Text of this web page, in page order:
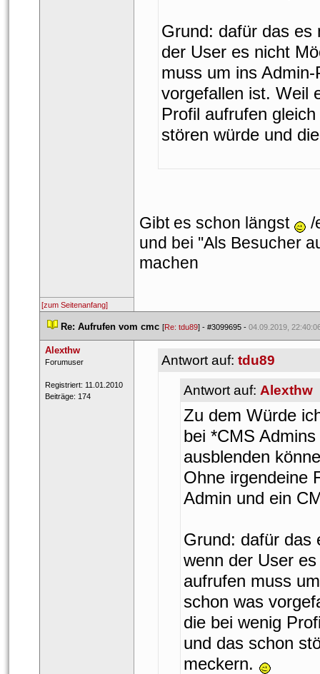
Grund: dafür das es
der User es nicht
muss um ins
vorgefallen ist. Weil
Profil aufrufen
tören würde und
Gibt es schon längst
/
und bei ''Als Besucher
machen
[zum Seitenanfang]
Re: Aufrufen vom cmc [Re: tdu89] - #3099695 - 04.09.2019,
Alexthw
Forumuser
Registriert: 11.01.2010
Beiträge: 174
Antwort auf: tdu89
Antwort auf: Alexthw
Zu dem Würde
bei *CMS
ausblenden
Ohne irgendeine
Admin und ein
Grund: dafür das
wenn der User
aufrufen muss
chon was
die bei wenig
und das schon
meckern.